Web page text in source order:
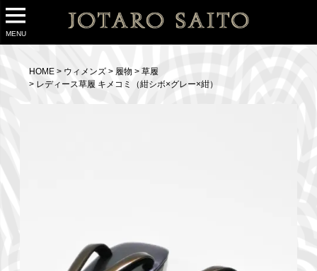
MENU
HOME ウィメンズ 履物
草履
レディース草履 キメコミ（紺シボ×グレー×紺）